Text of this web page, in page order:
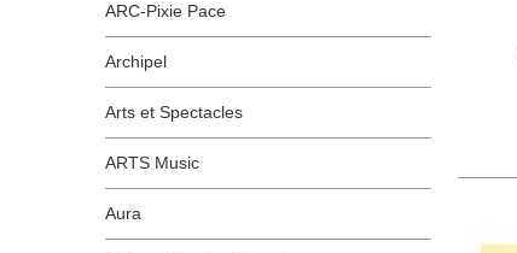
ARC-Pixie Pace
Archipel
Arts et Spectacles
ARTS Music
Aura